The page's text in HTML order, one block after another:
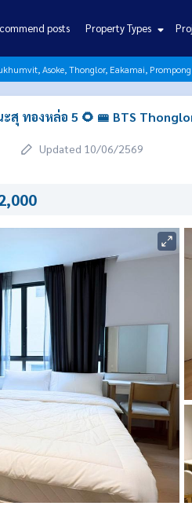
posts Property Types
Asoke, Thonglor, Eakamai, Prompong
ะสุ ทองหล่อ 5 🌻 🚝 BTS
Updated 10/06/2569